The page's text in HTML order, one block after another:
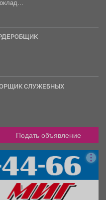
Подать объявление